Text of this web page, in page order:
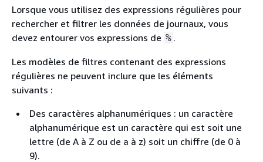
Lorsque vous utilisez des expressions régulières pour
rechercher et filtrer les données de journaux, vous
devez entourer vos expressions de % .
Les modèles de filtres contenant des expressions
régulières ne peuvent inclure que les éléments
suivants :
Des caractères alphanumériques : un caractère
alphanumérique est un caractère qui est soit une
lettre (de A à Z ou de a à z) soit un chiffre (de 0 à
9).